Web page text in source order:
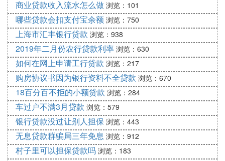
鑷达紝闃叉㈤伃閬囧晢涓氭鸿瘓锛屼互淇濇姢鑷宸辩
殑鍚堟硶鏉冪泭銆
鎵╁睍璧勬枡
娉ㄦ剰闂棰
1銆侀殣鎬ц垂鐢ㄩ渶鎻愬墠浜嗚В锛氫竴鑸杩欐牱鐨
勬儏鍐靛湪浜岀骇缁忛攢鍟嗚繖杈瑰规槗鍑虹幇銆
鍏跺疄鍙瑕佹秷璐硅呭湪璁㈣溅鏃讹紝闂娓呮氭讳环
鍖呭惈鐨勮垂鐢锛屾槸鍚︽湁鍏朵粬闅愭ц垂鐢ㄦ瘮
濡傦細
鏂拌溅妫娴嬭垂銆佸嚭搴撹垂绛夌瓑锛屽苟涓旇繕瑕
佹敞鎰忚捶娆惧悎鍚屾槸鍚︽槸鐢遍摱琛屾彁渚涚殑
锛屼互鍏嶉犳垚鎻愯溅鏃剁殑楹荤儲銆
商业贷款收入流水怎么做 浏览：101
哪些贷款会扣支付宝余额 浏览：750
上海市汇丰银行贷款 浏览：938
2019年二月份农行贷款利率 浏览：630
如何在网上申请工行贷款 浏览：217
购房协议书因为银行资料不全贷款 浏览：670
18百分百不拒的小额贷款 浏览：284
车过户不满3月贷款 浏览：579
银行贷款没过让别人担保 浏览：443
无息贷款群骗局三年免息 浏览：912
村子里可以担保贷款吗 浏览：183